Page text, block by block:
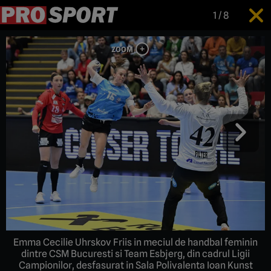
1 / 8
Emma Cecilie Uhrskov Friis in meciul de handbal feminin
dintre CSM Bucuresti si Team Esbjerg, din cadrul Ligii
Campionilor, desfasurat in Sala Polivalenta Ioan Kunst